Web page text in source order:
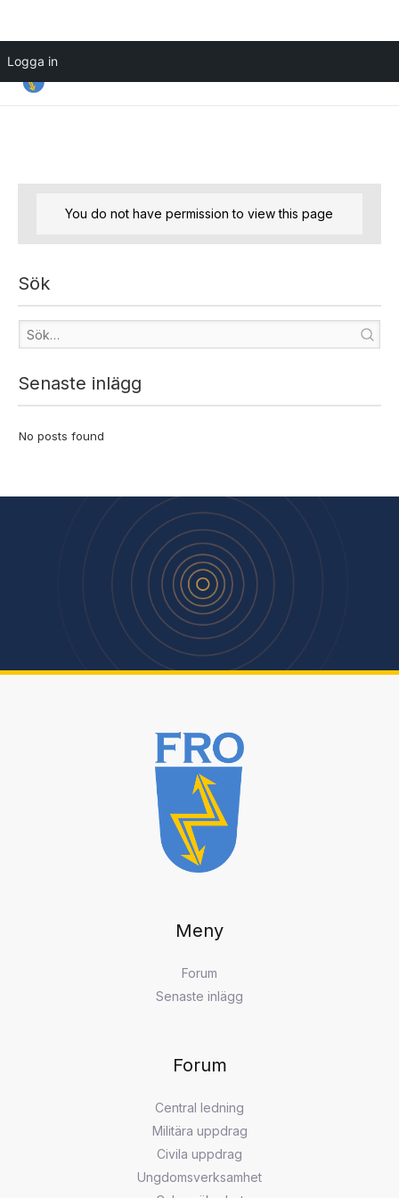
Logga in
innehåll
You do not have permission to view this page
Sök
Senaste inlägg
No posts found
Meny
Forum
Senaste inlägg
Forum
Central ledning
Militära uppdrag
Civila uppdrag
Ungdomsverksamhet